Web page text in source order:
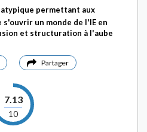
atypique permettant aux
un monde de l'IE en
et structuration à l'aube
Partager
7.13
10